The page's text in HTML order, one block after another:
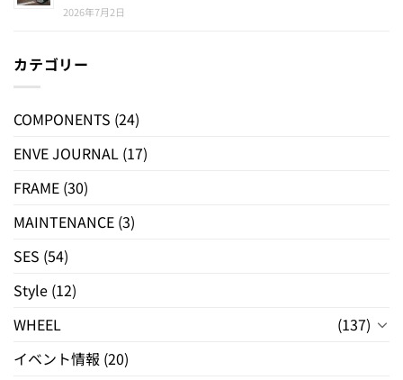
2026年7月2日
カテゴリー
COMPONENTS (24)
ENVE JOURNAL (17)
FRAME (30)
MAINTENANCE (3)
SES (54)
Style (12)
WHEEL
(137)
イベント情報 (20)